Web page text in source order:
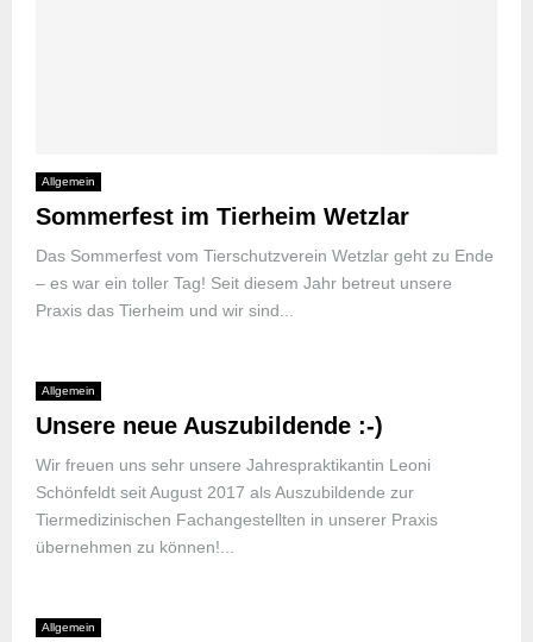
Allgemein
Sommerfest im Tierheim Wetzlar
Das Sommerfest vom Tierschutzverein Wetzlar geht zu Ende
– es war ein toller Tag! Seit diesem Jahr betreut unsere
Praxis das Tierheim und wir sind...
Allgemein
Unsere neue Auszubildende :-)
Wir freuen uns sehr unsere Jahrespraktikantin Leoni
Schönfeldt seit August 2017 als Auszubildende zur
Tiermedizinischen Fachangestellten in unserer Praxis
übernehmen zu können!...
Allgemein